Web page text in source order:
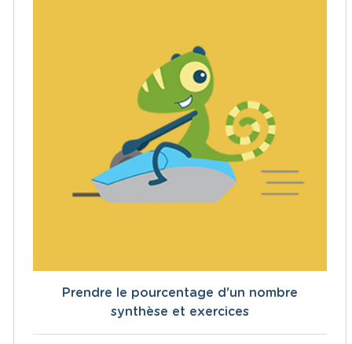
Prendre le pourcentage d'un nombre
synthèse et exercices